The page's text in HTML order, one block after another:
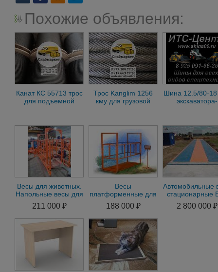
Похожие объявления:
Канат КС 55713 трос
для подъемной
Трос Kanglim 1256
кму для грузовой
Шина 12.5/80-
экскаватора-
Весы для животных.
Напольные весы для
КРС ВП-С 5000 кг (5
тонн)
211 000 ₽
Весы
платформенные для
животных
188 000 ₽
Автомобильные
стационарные
200 тонн
2 800 000 ₽